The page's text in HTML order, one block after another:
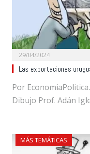
29/04/2024
Las exportaciones
Por
Dibujo Prof. Adán
MÁS TEMÁTICAS